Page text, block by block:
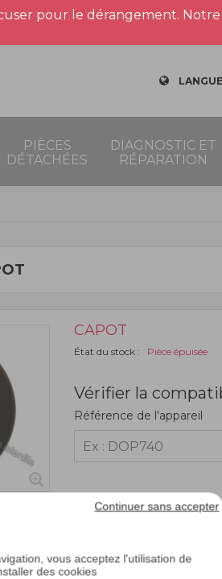
vous acceptez l'utilisation de
des cookies
Continuer sans accepter
pour le dérangement.
PIÈCES
DÉTACHÉES
DIAGNOSTIC ET
RÉPARATION
CAPOT
État du stock : Pièce épuisée
Vérifier la
Référence de l'appareil